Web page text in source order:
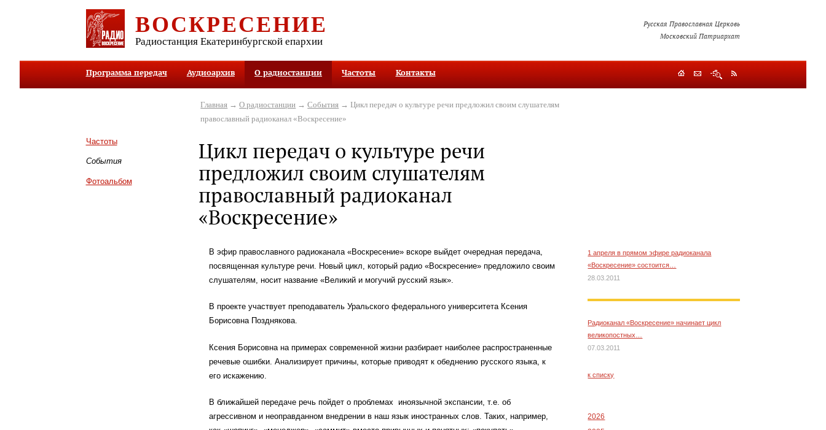
ВОСКРЕСЕНИЕ
Радиостанция Екатеринбургской епархии
Русская Православная Церковь
Московский Патриархат
Программа передач Аудиоархив О радиостанции Частоты Контакты
Частоты
События
Фотоальбом
Главная →О радиостанции →События → Цикл передач о культуре речи предложил своим слушателям
православный радиоканал «Воскресение»
Цикл передач о культуре речи
предложил своим слушателям
православный радиоканал
«Воскресение»
В эфир православного радиоканала «Воскресение» вскоре выйдет очередная передача,
посвященная культуре речи. Новый цикл, который радио «Воскресение» предложило своим
слушателям, носит название «Великий и могучий русский язык».
В проекте участвует преподаватель Уральского федерального университета Ксения
Борисовна Позднякова.
Ксения Борисовна на примерах современной жизни разбирает наиболее распространенные
речевые ошибки. Анализирует причины, которые приводят к обеднению русского языка, к
его искажению.
В ближайшей передаче речь пойдет о проблемах иноязычной экспансии, т.е. об
агрессивном и неоправданном внедрении в наш язык иностранных слов. Таких, например,
1 апреля в прямом эфире радиоканала
«Воскресение» состоится…
28.03.2011
Радиоканал «Воскресение» начинает цикл
великопостных…
07.03.2011
к списку
2026